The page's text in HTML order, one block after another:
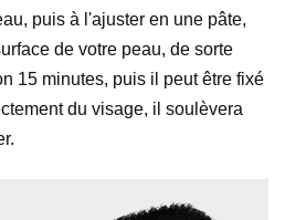
puis à l'ajuster en une pâte,
de votre peau, de sorte
15 minutes, puis il peut être fixé
du visage, il soulèvera